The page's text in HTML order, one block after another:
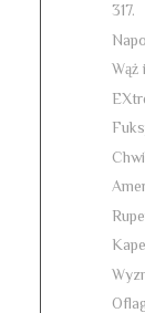
317.
Wąż